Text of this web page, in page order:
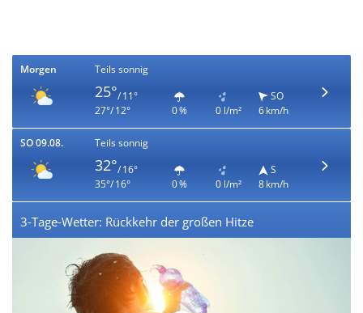
Morgen Teils sonnig
25°/ 11°
27°/ 12°
0 % 0 l/m²
SO
6 km/h
SO 09.08. Teils sonnig
32°/ 16°
35°/ 16°
0 % 0 l/m²
S
8 km/h
3-Tage-Wetter: Rückkehr der großen Hitze